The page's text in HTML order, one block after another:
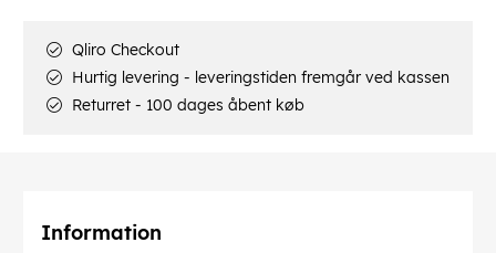
Qliro Checkout
Hurtig levering - leveringstiden fremgår ved kassen
Returret - 100 dages åbent køb
Information